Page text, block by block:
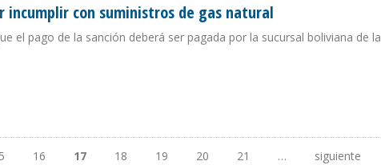
incumplir con suministros de gas natural
el pago de la sanción deberá ser pagada por la sucursal boliviana de la
16 17 18 19 20 21 … siguiente